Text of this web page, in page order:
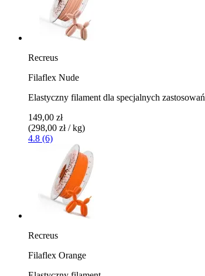
Recreus
Filaflex Nude
Elastyczny filament dla specjalnych zastosowań
149,00 zł
(298,00 zł / kg)
4.8 (6)
Recreus
Filaflex Orange